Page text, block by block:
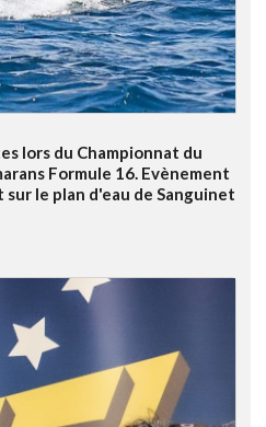
lors du Championnat du
Formule 16. Evènement
le plan d'eau de Sanguinet